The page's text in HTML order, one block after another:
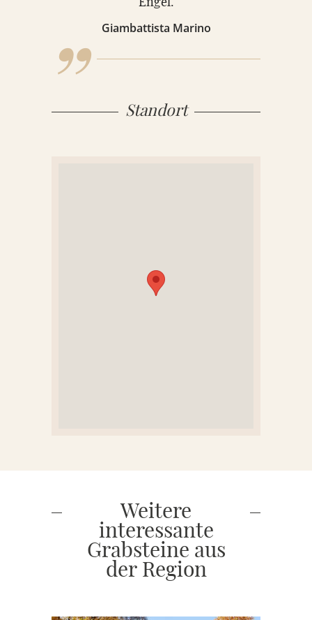
REFERENZEN
Giambattista Marino
Standort
Weitere
interessante
Grabsteine aus
der Region